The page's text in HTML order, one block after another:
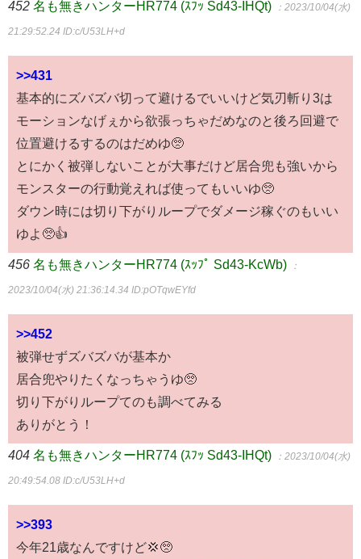
452 名も無きハンターHR774 (ｽﾌｯ Sd43-IHQt) ：2023/10/04(水)
21:29:52.24 ID:c/U53LH+d
>>431
基本的にズバズバ切って避けるでいいけど気刃斬り3は
モーションなげぇから欲張っちゃだめなのと後ろ回避で
位置避けるするのはだめゆ🥺
とにかく被弾しないことが大事だけど居合兜も強いから
モンスターの行動覚えれば使ってもいいゆ🥺
ダウン時には切り下がりループでダメージ稼ぐのもいい
ゆよ🥺👍
456 名も無きハンターHR774 (ｽｯﾌﾟ Sd43-KcWb) ：
2023/10/04(水) 21:36:14.34 ID:pOTqwEYfd
>>452
被弾せずズバズバが基本か
居合兜やりたくなっちゃうゆ🥺
切り下がりループてのも調べてみる
ありがとう！
404 名も無きハンターHR774 (ｽﾌｯ Sd43-IHQt) ：2023/10/04(水)
20:49:54.08 ID:c/U53LH+d
>>393
今年21歳なんですけど💢🥺